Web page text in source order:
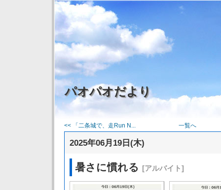
パオパオだより
<< 「二条城で、走Run N... 一覧へ
2025年06月19日(木)
暑さに慣れる [アルバイト]